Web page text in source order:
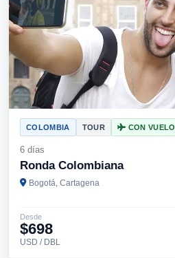
COLOMBIA TOUR CON VUELO
6 días
Ronda Colombiana
Bogotá, Cartagena
Desde
$698
USD / DBL